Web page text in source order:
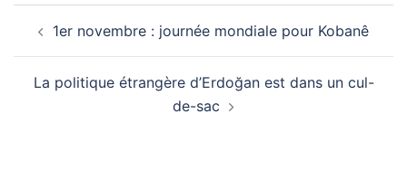
d’article
1er novembre : journée mondiale pour Kobanê
La politique étrangère d’Erdoğan est dans un cul-
de-sac